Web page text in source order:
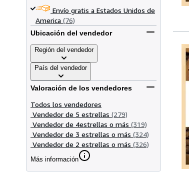
Envío gratis a Estados Unidos de
America (76)
Ubicación del vendedor
Región del vendedor
País del vendedor
Valoración de los vendedores
Todos los vendedores
Vendedor de 5 estrellas (279)
Vendedor de 4estrellas o más (319)
Vendedor de 3 estrellas o más (324)
Vendedor de 2 estrellas o más (326)
Más información